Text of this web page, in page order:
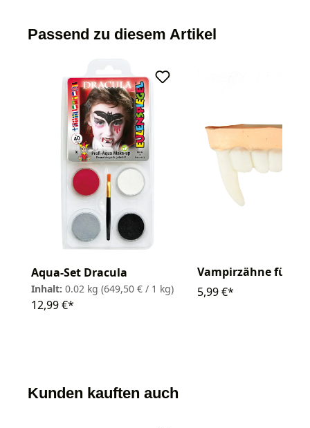
Passend zu diesem Artikel
Aqua-Set Dracula
Inhalt: 0.02 kg (649,50 € / 1 kg)
12,99 €*
Vampirzähne für
5,99 €*
Kunden kauften auch